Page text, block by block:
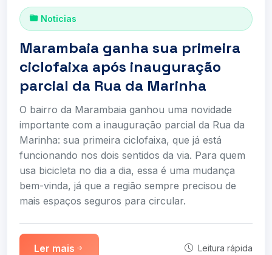
Noticias
Marambaia ganha sua primeira
ciclofaixa após inauguração
parcial da Rua da Marinha
O bairro da Marambaia ganhou uma novidade
importante com a inauguração parcial da Rua da
Marinha: sua primeira ciclofaixa, que já está
funcionando nos dois sentidos da via. Para quem
usa bicicleta no dia a dia, essa é uma mudança
bem-vinda, já que a região sempre precisou de
mais espaços seguros para circular.
Ler mais Leitura rápida